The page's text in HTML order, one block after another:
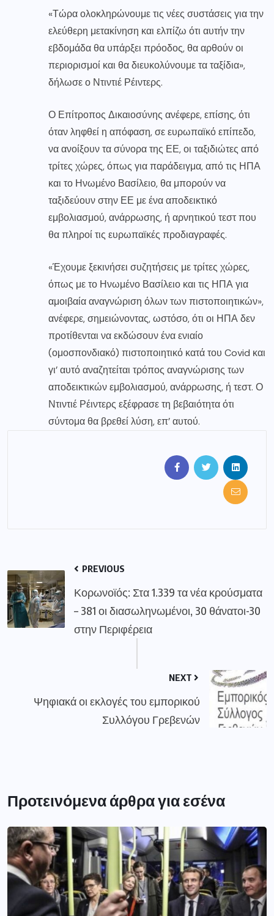
«Τώρα ολοκληρώνουμε τις νέες συστάσεις για την
ελεύθερη μετακίνηση και ελπίζω ότι αυτήν την
εβδομάδα θα υπάρξει πρόοδος, θα αρθούν οι
περιορισμοί και θα διευκολύνουμε τα ταξίδια»,
δήλωσε ο Ντιντιέ Ρέιντερς.
Ο Επίτροπος Δικαιοσύνης ανέφερε, επίσης, ότι
όταν ληφθεί η απόφαση, σε ευρωπαϊκό επίπεδο,
να ανοίξουν τα σύνορα της ΕΕ, οι ταξιδιώτες από
τρίτες χώρες, όπως για παράδειγμα, από τις ΗΠΑ
και το Ηνωμένο Βασίλειο, θα μπορούν να
ταξιδεύουν στην ΕΕ με ένα αποδεικτικό
εμβολιασμού, ανάρρωσης, ή αρνητικού τεστ που
θα πληροί τις ευρωπαϊκές προδιαγραφές.
«Έχουμε ξεκινήσει συζητήσεις με τρίτες χώρες,
όπως με το Ηνωμένο Βασίλειο και τις ΗΠΑ για
αμοιβαία αναγνώριση όλων των πιστοποιητικών»,
ανέφερε, σημειώνοντας, ωστόσο, ότι οι ΗΠΑ δεν
προτίθενται να εκδώσουν ένα ενιαίο
(ομοσπονδιακό) πιστοποιητικό κατά του Covid και
γι’ αυτό αναζητείται τρόπος αναγνώρισης των
αποδεικτικών εμβολιασμού, ανάρρωσης, ή τεστ. Ο
Ντιντιέ Ρέιντερς εξέφρασε τη βεβαιότητα ότι
σύντομα θα βρεθεί λύση, επ’ αυτού.
PREVIOUS
Κορωνοϊός: Στα 1.339 τα νέα κρούσματα
– 381 οι διασωληνωμένοι, 30 θάνατοι-30
στην Περιφέρεια
NEXT
Ψηφιακά οι εκλογές του εμπορικού
Συλλόγου Γρεβενών
Προτεινόμενα άρθρα για εσένα